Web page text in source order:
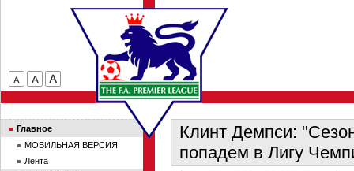
Клинт Демпси:
попадем в Лигу
Главное
МОБИЛЬНАЯ ВЕРСИЯ
Лента